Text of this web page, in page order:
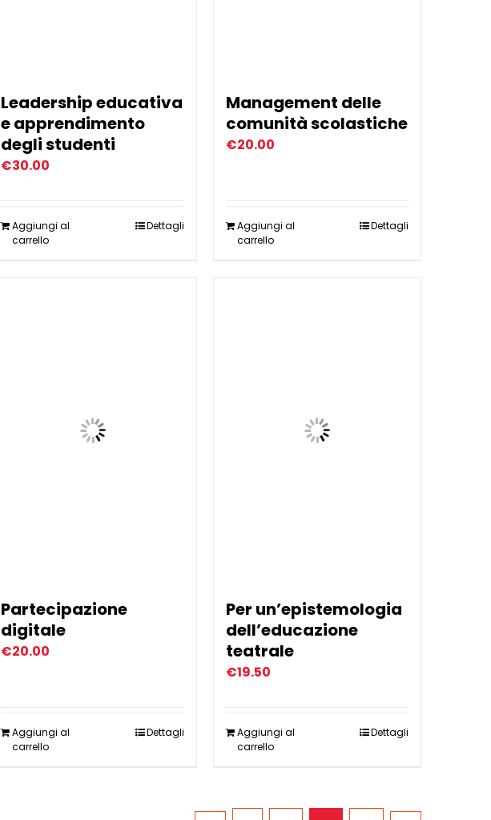
Leadership educativa
e apprendimento
degli studenti
€30.00
Aggiungi al
carrello
Dettagli
Management delle
comunità scolastiche
€20.00
Aggiungi al
carrello
Dettagli
Partecipazione
digitale
€20.00
Aggiungi al
carrello
Dettagli
Per un’epistemologia
dell’educazione
teatrale
€19.50
Aggiungi al
carrello
Dettagli